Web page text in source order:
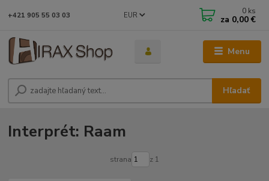
Menu
EUR
Hľadať
+421 905 55 03 03 0 ks
za 0,00 €
Interprét: Raam
strana z 1